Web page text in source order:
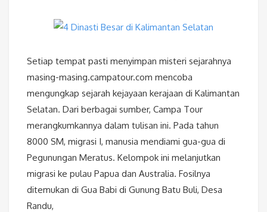
Setiap tempat pasti menyimpan misteri sejarahnya
masing-masing.campatour.com mencoba
mengungkap sejarah kejayaan kerajaan di Kalimantan
Selatan. Dari berbagai sumber, Campa Tour
merangkumkannya dalam tulisan ini. Pada tahun
8000 SM, migrasi I, manusia mendiami gua-gua di
Pegunungan Meratus. Kelompok ini melanjutkan
migrasi ke pulau Papua dan Australia. Fosilnya
ditemukan di Gua Babi di Gunung Batu Buli, Desa
Randu,